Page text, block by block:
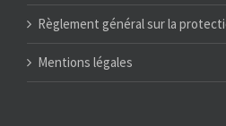
Règlement général sur la
Mentions légales